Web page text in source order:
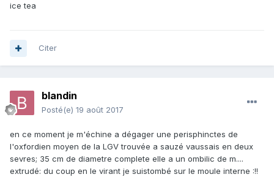
ice tea
Citer
blandin
Posté(e) 19 août 2017
en ce moment je m'échine a dégager une perisphinctes de
l'oxfordien moyen de la LGV trouvée a sauzé vaussais en deux
sevres; 35 cm de diametre complete elle a un ombilic de m....
extrudé: du coup en le virant je suistombé sur le moule interne :!!